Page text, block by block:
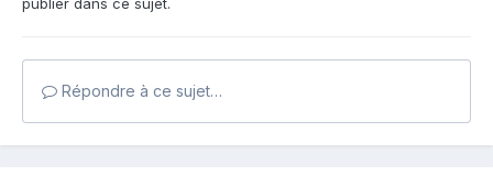
publier dans ce sujet.
Répondre à ce sujet…